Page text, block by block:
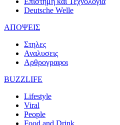
Deutsche Welle
ΑΠΟΨΕΙΣ
Στηλες
Αναλυσεις
Αρθρογραφοι
BUZZLIFE
Lifestyle
Viral
People
Food and Drink